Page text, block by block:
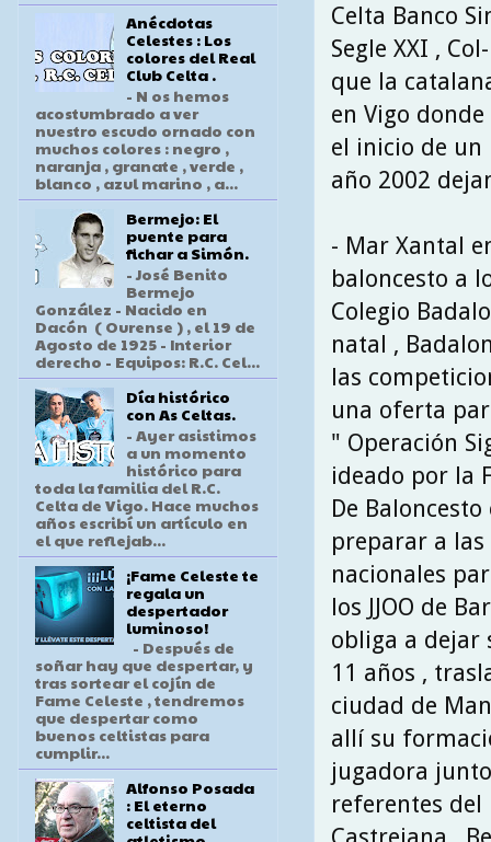
Celta Banco
Segle XXI ,
que la
en Vigo
el inicio de un
año 2002
- Mar Xantal
baloncesto a
Colegio
natal ,
las
una oferta
" Operación
ideado por la
De
preparar a
nacionales
los JJOO de
obliga a dejar
11 años ,
ciudad de
allí su
jugadora
referentes del
Anécdotas
Celestes : Los
colores del Real
Club Celta .
- N os hemos
acostumbrado a ver
nuestro escudo ornado con
muchos colores : negro ,
naranja , granate , verde ,
blanco , azul marino , a...
Bermejo: El
puente para
fichar a Simón.
- José Benito
Bermejo
González - Nacido en
Dacón ( Ourense ) , el 19 de
Agosto de 1925 - Interior
derecho - Equipos: R.C. Cel...
Día histórico
con As Celtas.
- Ayer asistimos
a un momento
histórico para
toda la familia del R.C.
Celta de Vigo. Hace muchos
años escribí un artículo en
el que reflejab...
¡Fame Celeste te
regala un
despertador
luminoso!
- Después de
soñar hay que despertar, y
tras sortear el cojín de
Fame Celeste , tendremos
que despertar como
buenos celtistas para
cumplir...
Alfonso Posada
: El eterno
celtista del